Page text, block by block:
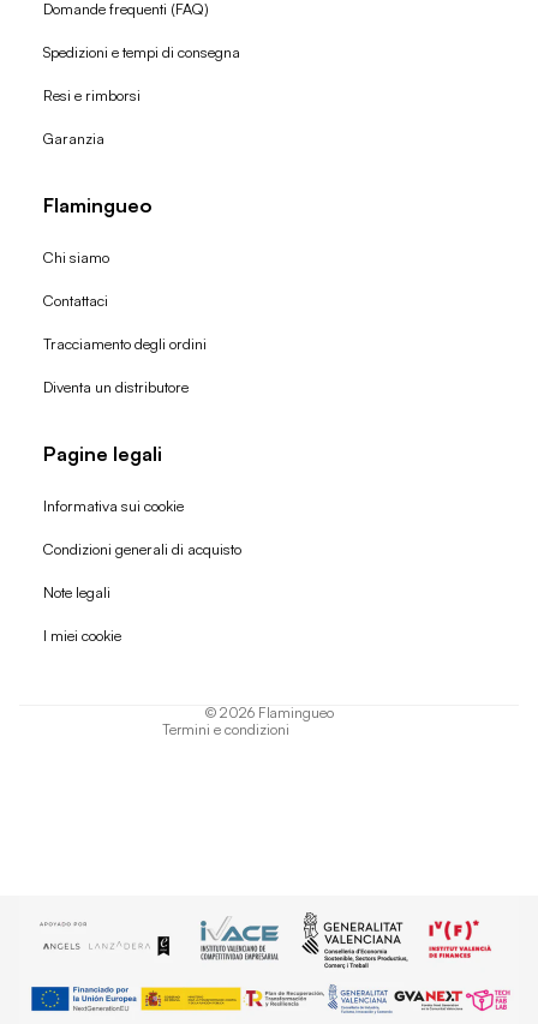
Domande frequenti (FAQ)
Spedizioni e tempi di consegna
Resi e rimborsi
Garanzia
Flamingueo
Chi siamo
Contattaci
Tracciamento degli ordini
Diventa un distributore
Pagine legali
Informativa sui cookie
Condizioni generali di acquisto
Note legali
I miei cookie
© 2026 Flamingueo
Termini e condizioni
Politica di rimborso